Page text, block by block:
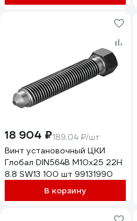
18 904 ₽189.04 ₽/шт
Винт установочный ЦКИ
Глобал DIN564B М10х25 22H
8.8 SW13 100 шт 99131990
В корзину